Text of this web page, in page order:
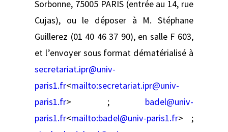
Sorbonne, 75005 PARIS (entrée au 14, rue
Cujas), ou le déposer à M. Stéphane
Guillerez (01 40 46 37 90), en salle F 603,
et l’envoyer sous format dématérialisé à
secretariat.ipr@univ-
paris1.fr<mailto:secretariat.ipr@univ-
paris1.fr> ; badel@univ-
paris1.fr<mailto:badel@univ-paris1.fr> ;